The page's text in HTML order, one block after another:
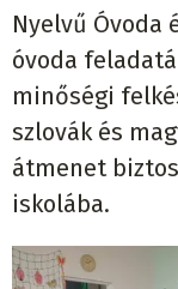
Nyelvű Óvoda
óvoda
minőségi
szlovák és
átmenet
iskolába.